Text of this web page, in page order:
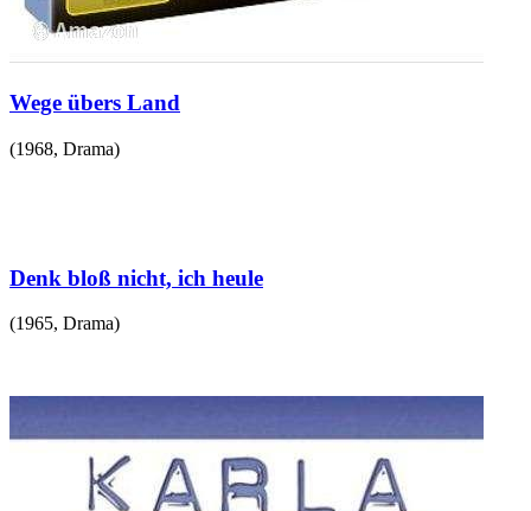
Wege übers Land
(1968, Drama)
Denk bloß nicht, ich heule
(1965, Drama)